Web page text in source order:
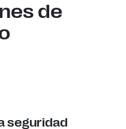
de
seguridad